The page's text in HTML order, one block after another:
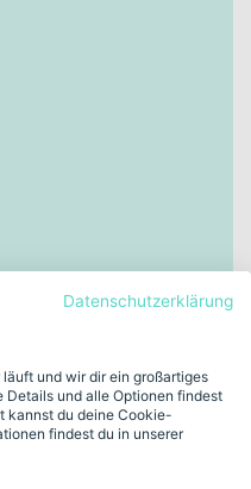
150 kg für einen stabilen
Gravel Bikes
Vielseitigkeit
die Carbon-
lange Strecken auf Straße
du mehr willst als nur
Datenschutzerklärung
und wir dir ein großartiges
Details und alle Optionen findest
kannst du deine Cookie-
findest du in unserer